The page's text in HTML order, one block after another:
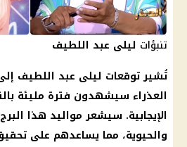
تنبؤات ليلى عبد اللطيف
تُشيرتوقعات ليلى عبد اللطيف
العذراء سيشهدون فترة مليئة
الإيجابية. سيشعرمواليد هذا
والحيوية، مما يساعدهم على